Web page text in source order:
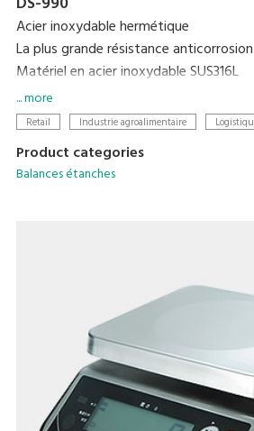
Acier inoxydable hermétique
La plus grande résistance anticorrosion
Matériel en acier inoxydable SUS316L
Batterie rechargeable incorporée et
... more
Retail Industrie agroalimentaire
Product categories
Balances étanches